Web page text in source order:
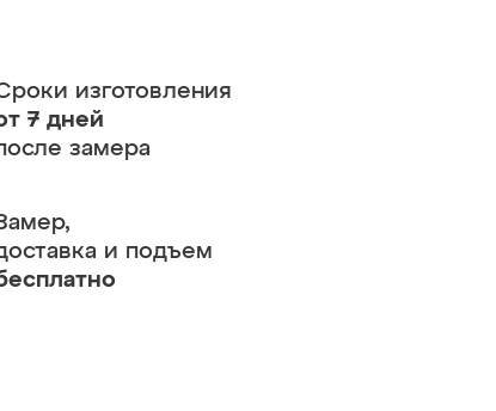
изготовления
7 дней
замера
и подъем